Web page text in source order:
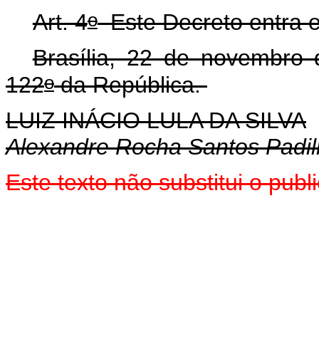
Art. 4oEste Decreto entra
Brasília, 22 de novembro
122oda República.
LUIZ INÁCIO LULA DA SILVA
Alexandre Rocha Santos
Este texto não substitui o